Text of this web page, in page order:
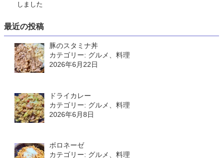
しました
最近の投稿
豚のスタミナ丼
カテゴリー: グルメ、料理
2026年6月22日
ドライカレー
カテゴリー: グルメ、料理
2026年6月8日
ボロネーゼ
カテゴリー: グルメ、料理